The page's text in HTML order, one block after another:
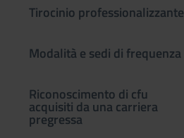
Tirocinio professionalizzante
Modalità e sedi di frequenza
Riconoscimento di cfu
acquisiti da una carriera
pregressa